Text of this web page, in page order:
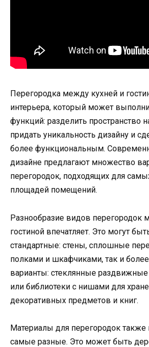
Перегородка между кухней и
интерьера, который может
функций: разделить пространство
придать уникальность дизайну и
более функциональным.
дизайне предлагают множество
перегородок, подходящих для
площадей помещений.
Разнообразие видов перегородок
гостиной впечатляет. Это могут
стандартные: стены, сплошные
полками и шкафчиками, так и
варианты: стеклянные
или библиотеки с нишами для
декоративных предметов и книг.
Материалы для перегородок также
самые разные. Это может быть